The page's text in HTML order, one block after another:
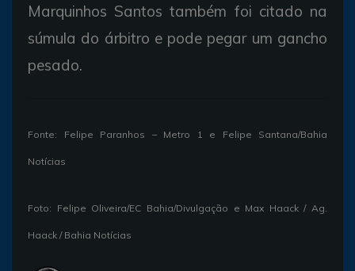
Marquinhos Santos também foi citado na
súmula do árbitro e pode pegar um gancho
pesado.
Fonte: Felipe Paranhos – Metro 1 e Felipe Santana/Bahia
Notícias
Foto: Felipe Oliveira/EC Bahia/Divulgação e Max Haack / Ag.
Haack / Bahia Notícias